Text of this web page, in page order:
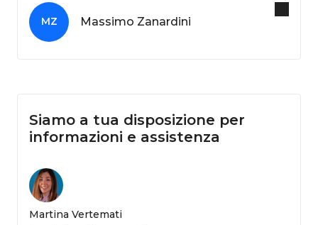
MZ Massimo Zanardini
Siamo a tua disposizione per
informazioni e assistenza
Martina Vertemati